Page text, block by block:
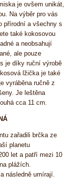
je ovšem unikát,
Na výběr pro vás
přírodní a všechny s
také kokosovou
a neobsahují
ale pouze
je díky ruční výrobě
lžička je také
vyráběna ručně z
Je leštěna
cca 11 cm.
zařadili brčka ze
planetu
let a patří mezi 10
plážích.
následně umírají.